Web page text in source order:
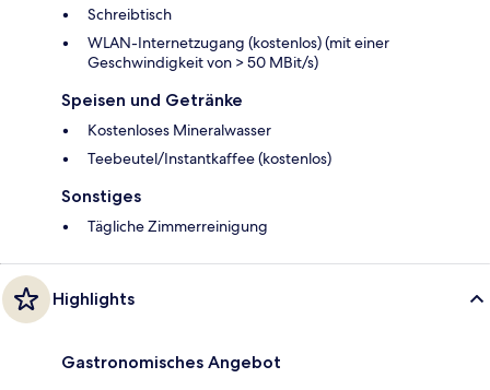
Schreibtisch
WLAN-Internetzugang (kostenlos) (mit einer
Geschwindigkeit von > 50 MBit/s)
Speisen und Getränke
Kostenloses Mineralwasser
Teebeutel/Instantkaffee (kostenlos)
Sonstiges
Tägliche Zimmerreinigung
Highlights
Gastronomisches Angebot